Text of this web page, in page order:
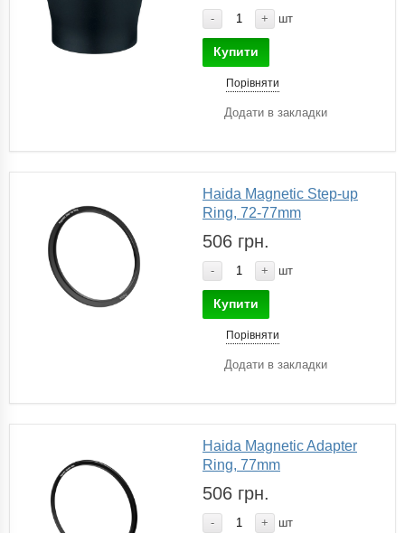
- + шт
Купити
Порівняти
Додати в закладки
Haida Magnetic Step-up
Ring, 72-77mm
506 грн.
- + шт
Купити
Порівняти
Додати в закладки
Haida Magnetic Adapter
Ring, 77mm
506 грн.
- + шт